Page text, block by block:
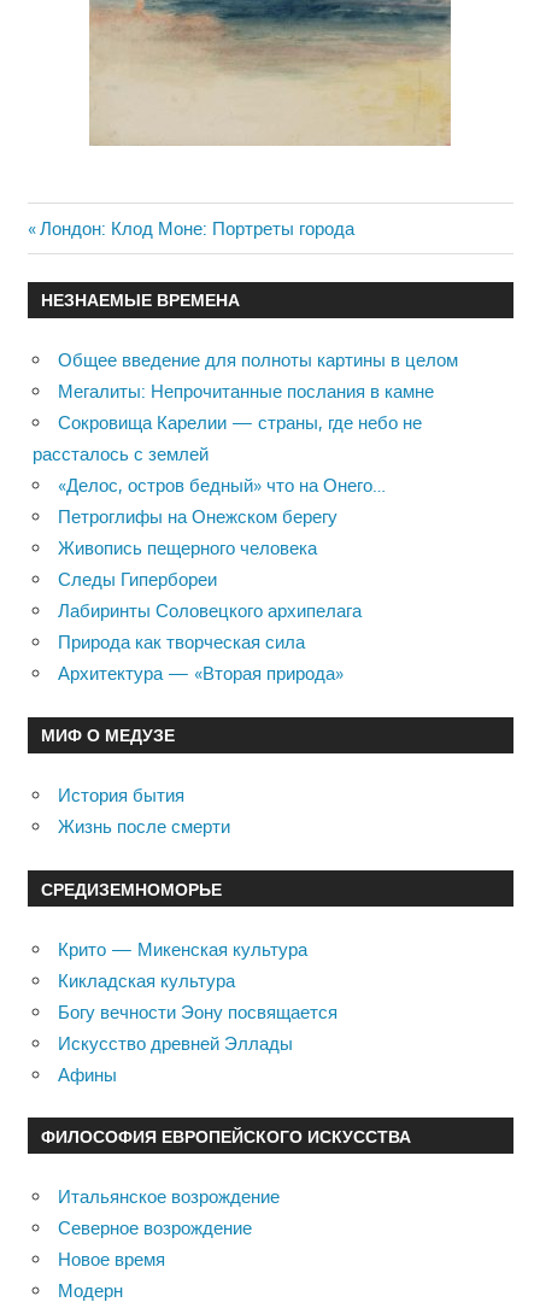
Навигация
по
записям
Previous
Post:
Лондон: Клод Моне: Портреты города
НЕЗНАЕМЫЕ ВРЕМЕНА
Общее введение для полноты картины в целом
Мегалиты: Непрочитанные послания в камне
Сокровища Карелии — страны, где небо не
рассталось с землей
«Делос, остров бедный» что на Онего…
Петроглифы на Онежском берегу
Живопись пещерного человека
Следы Гипербореи
Лабиринты Соловецкого архипелага
Природа как творческая сила
Архитектура — «Вторая природа»
МИФ О МЕДУЗЕ
История бытия
Жизнь после смерти
СРЕДИЗЕМНОМОРЬЕ
Крито — Микенская культура
Кикладская культура
Богу вечности Эону посвящается
Искусство древней Эллады
Афины
ФИЛОСОФИЯ ЕВРОПЕЙСКОГО ИСКУССТВА
Итальянское возрождение
Северное возрождение
Новое время
Модерн